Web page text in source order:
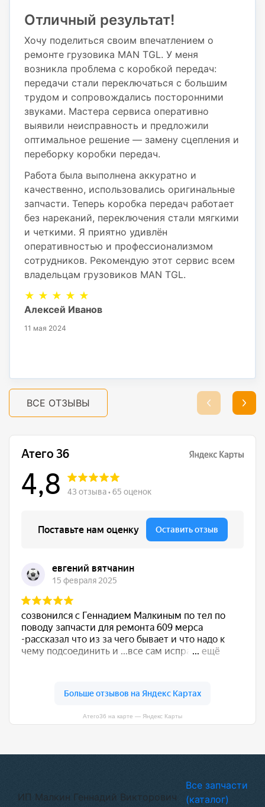
Отличный результат!
Хочу поделиться своим впечатлением о
ремонте грузовика MAN TGL. У меня
возникла проблема с коробкой передач:
передачи стали переключаться с большим
трудом и сопровождались посторонними
звуками. Мастера сервиса оперативно
выявили неисправность и предложили
оптимальное решение — замену сцепления и
переборку коробки передач.
Работа была выполнена аккуратно и
качественно, использовались оригинальные
запчасти. Теперь коробка передач работает
без нареканий, переключения стали мягкими
и четкими. Я приятно удивлён
оперативностью и профессионализмом
сотрудников. Рекомендую этот сервис всем
владельцам грузовиков MAN TGL.
★ ★ ★ ★ ★
Алексей Иванов
11 мая 2024
ВСЕ ОТЗЫВЫ
Атего36 на карте — Яндекс Карты
ИП Малкин Геннадий Викторович
Все запчасти
(каталог)